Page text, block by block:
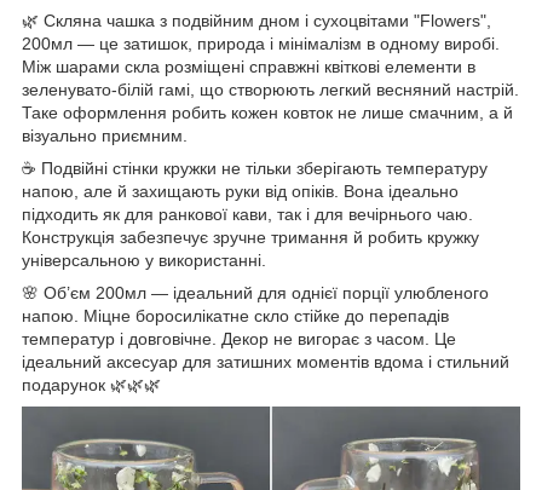
🌿 Скляна чашка з подвійним дном і сухоцвітами "Flowers",
200мл — це затишок, природа і мінімалізм в одному виробі.
Між шарами скла розміщені справжні квіткові елементи в
зеленувато-білій гамі, що створюють легкий весняний настрій.
Таке оформлення робить кожен ковток не лише смачним, а й
візуально приємним.
☕ Подвійні стінки кружки не тільки зберігають температуру
напою, але й захищають руки від опіків. Вона ідеально
підходить як для ранкової кави, так і для вечірнього чаю.
Конструкція забезпечує зручне тримання й робить кружку
універсальною у використанні.
🌸 Об’єм 200мл — ідеальний для однієї порції улюбленого
напою. Міцне боросилікатне скло стійке до перепадів
температур і довговічне. Декор не вигорає з часом. Це
ідеальний аксесуар для затишних моментів вдома і стильний
подарунок 🌿🌿🌿